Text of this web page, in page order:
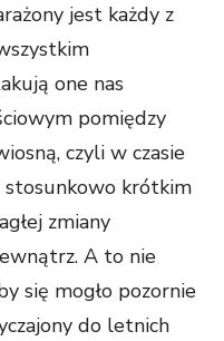
jest każdy z
one nas
pomiędzy
czyli w czasie
stosunkowo krótkim
zmiany
A to nie
się mogło pozornie
do letnich